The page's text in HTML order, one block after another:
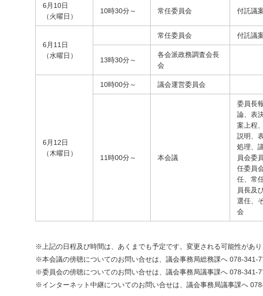
6月10日
（火曜日）
10時30分～ 常任委員会 付託議
6月11日
（水曜日）
常任委員会 付託議
13時30分～
各会派政務調査会長
会
6月12日
（木曜日）
10時00分～ 議会運営委員会
11時00分～ 本会議
委員長
論、表
案上程
説明、
処理、
員会委
任委員
任、常
員長及
選任、
会
※上記の日程及び時間は、あくまでも予定です。変更される可能性があり
※本会議の傍聴についてのお問い合せは、議会事務局総務課へ 078-341-
※委員会の傍聴についてのお問い合せは、議会事務局議事課へ 078-341-
※インターネット中継についてのお問い合せは、議会事務局議事課へ